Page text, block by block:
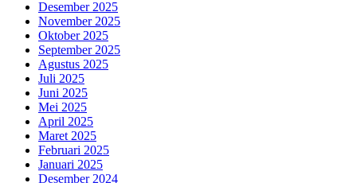
Desember 2025
November 2025
Oktober 2025
September 2025
Agustus 2025
Juli 2025
Juni 2025
Mei 2025
April 2025
Maret 2025
Februari 2025
Januari 2025
Desember 2024